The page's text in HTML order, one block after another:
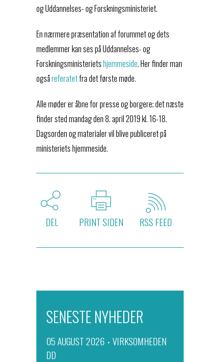
og Uddannelses- og Forskningsministeriet.
En nærmere præsentation af forummet og dets
medlemmer kan ses på Uddannelses- og
Forskningsministerietshjemmeside. Her finder man
ogsåreferatetfra det første møde.
Alle møder er åbne for presse og borgere; det næste
finder sted mandag den 8. april 2019 kl. 16-18.
Dagsorden og materialer vil blive publiceret på
ministeriets hjemmeside.
DEL PRINT SIDEN RSS FEED
SENESTE NYHEDER
05 AUGUST 2026
VIRKSOMHEDEN
DD